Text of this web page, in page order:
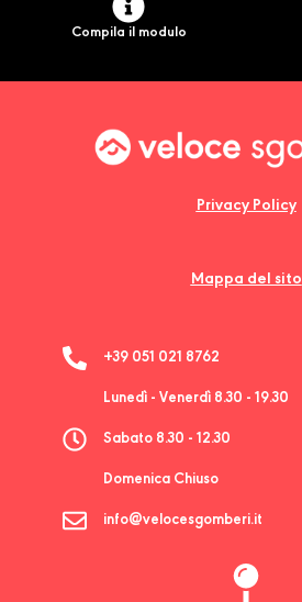
Compila il modulo
Privacy Policy
Mappa del sito
+39 051 021 8762
Lunedì - Venerdì 8.30 - 19.30
Sabato 8.30 - 12.30
Domenica Chiuso
info@velocesgomberi.it